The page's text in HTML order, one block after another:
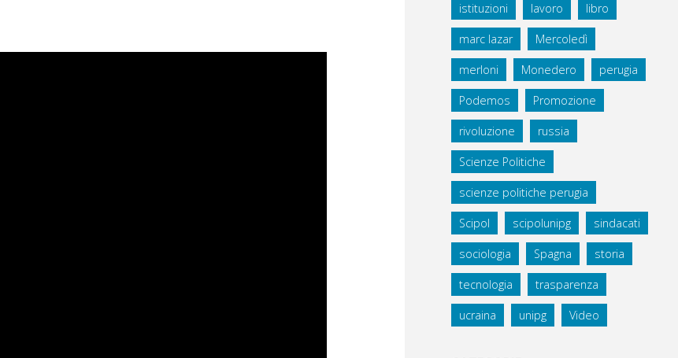
istituzioni lavoro libro
marc lazar Mercoledì
merloni Monedero perugia
Podemos Promozione
rivoluzione russia
Scienze Politiche
scienze politiche perugia
Scipol scipolunipg sindacati
sociologia Spagna storia
tecnologia trasparenza
ucraina unipg Video